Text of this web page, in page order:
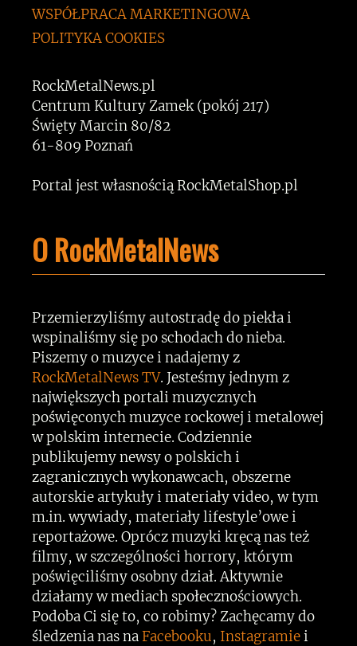
WSPÓŁPRACA MARKETINGOWA
POLITYKA COOKIES
RockMetalNews.pl
Centrum Kultury Zamek (pokój 217)
Święty Marcin 80/82
61-809 Poznań
Portal jest własnością RockMetalShop.pl
O RockMetalNews
Przemierzyliśmy autostradę do piekła i
wspinaliśmy się po schodach do nieba.
Piszemy o muzyce i nadajemy z
RockMetalNews TV. Jesteśmy jednym z
największych portali muzycznych
poświęconych muzyce rockowej i metalowej
w polskim internecie. Codziennie
publikujemy newsy o polskich i
zagranicznych wykonawcach, obszerne
autorskie artykuły i materiały video, w tym
m.in. wywiady, materiały lifestyle’owe i
reportażowe. Oprócz muzyki kręcą nas też
filmy, w szczególności horrory, którym
poświęciliśmy osobny dział. Aktywnie
działamy w mediach społecznościowych.
Podoba Ci się to, co robimy? Zachęcamy do
śledzenia nas naFacebooku, Instagramiei